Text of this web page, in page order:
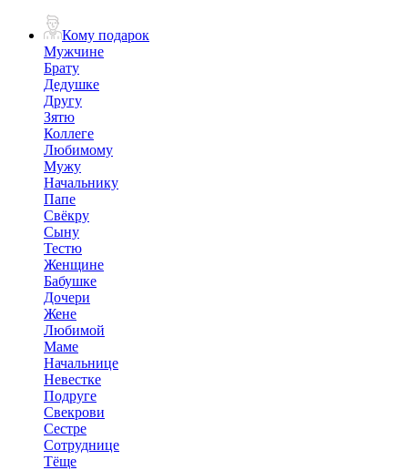
Кому подарок
Мужчине
Брату
Дедушке
Другу
Зятю
Коллеге
Любимому
Мужу
Начальнику
Папе
Свёкру
Сыну
Тестю
Женщине
Бабушке
Дочери
Жене
Любимой
Маме
Начальнице
Невестке
Подруге
Свекрови
Сестре
Сотруднице
Тёще